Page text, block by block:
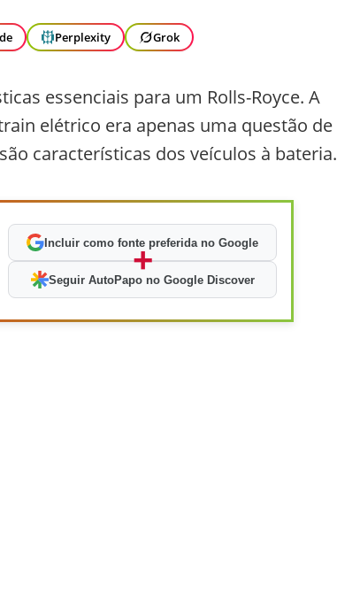
Perplexity Grok
essenciais para um Rolls-Royce. A
elétrico era apenas uma questão de
características dos veículos à bateria.
Incluir como fonte preferida no Google
+
Seguir AutoPapo no Google Discover